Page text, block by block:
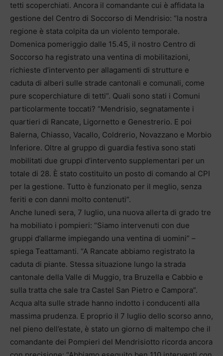
tetti scoperchiati. Ancora il comandante cui è affidata la
gestione del Centro di Soccorso di Mendrisio: “la nostra
regione è stata colpita da un violento temporale.
Domenica pomeriggio dalle 15.45, il nostro Centro di
Soccorso ha registrato una ventina di mobilitazioni,
richieste d’intervento per allagamenti di strutture e
caduta di alberi sulle strade cantonali e comunali, come
pure scoperchiature di tetti”. Quali sono stati i Comuni
particolarmente toccati? “Mendrisio, segnatamente i
quartieri di Rancate, Ligornetto e Genestrerio. E poi
Balerna, Chiasso, Vacallo, Coldrerio, Novazzano e Morbio
Inferiore. Oltre al gruppo di guardia festiva sono stati
mobilitati due gruppi d’intervento supplementari per un
totale di 28. È stato costituito un posto di comando al CPI
per la gestione. Tutto è funzionato per il meglio, senza
feriti e con danni molto contenuti”.
Anche lunedì sera, 7 luglio, una nuova allerta di grado tre
ha mobiliato i pompieri: “Siamo intervenuti con due
gruppi d’allarme impiegando una ventina di uomini” –
spiega Teattamanti. “A Rancate abbiamo registrato la
caduta di piante. Stessa situazione lungo la strada
cantonale della Valle di Muggio, tra Bruzella e Cabbio e
sulla tratta che sale tra Castel San Pietro e Campora”.
Acqua alta sulle strade hanno indotto i conducenti alla
massima prudenza. E proprio il 7 luglio dello scorso anno,
nel pieno dell’estate, è stato un giorno di maltempo che il
comandante dei Pompieri del Mendrisiotto ricorda ancora